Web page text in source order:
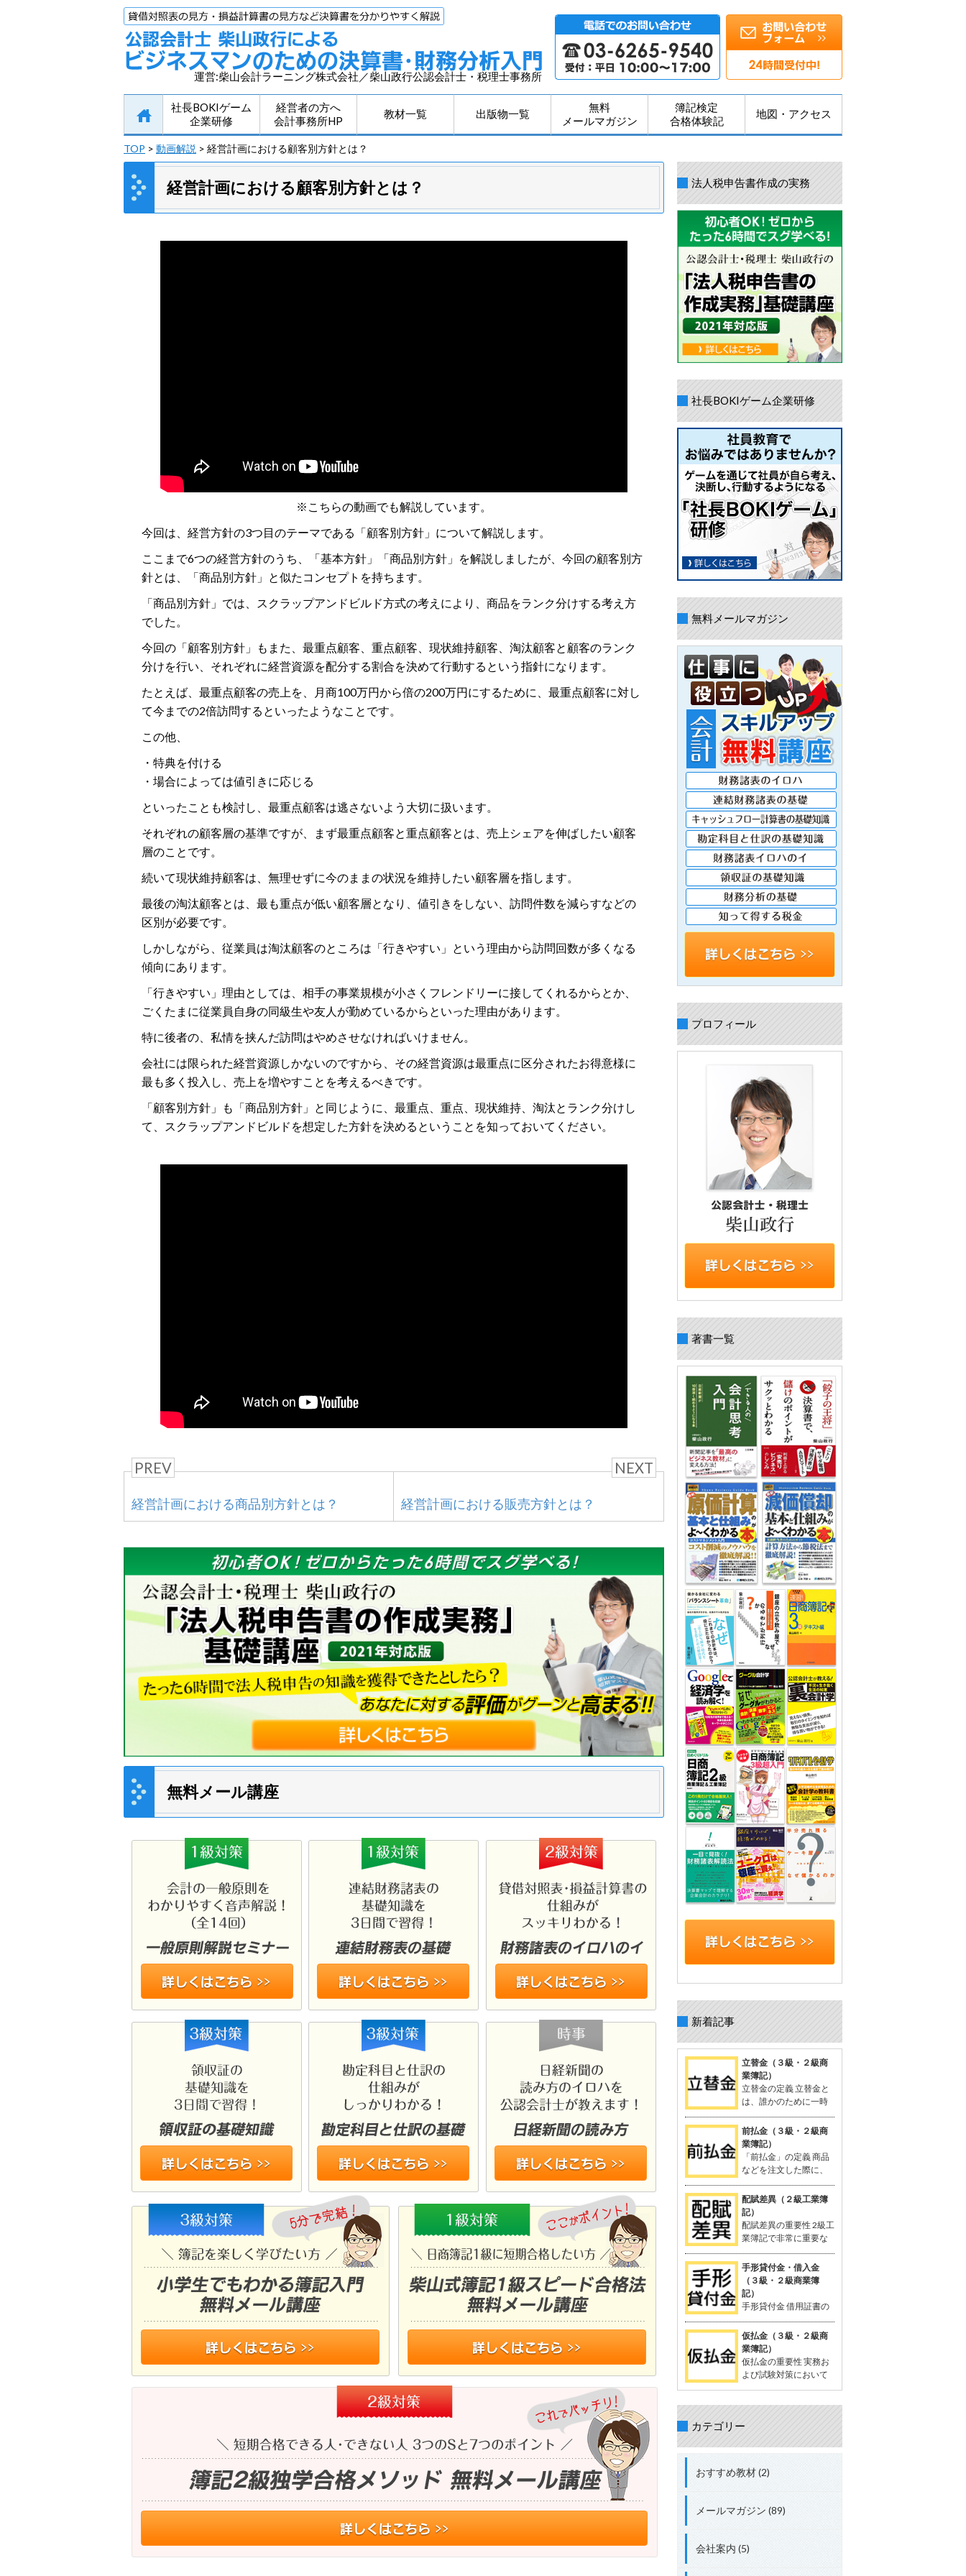
運営:柴山会計ラーニング株式会社／柴山政行公認会計士・税理士事務所
社長BOKIゲーム
企業研修
経営者の方へ
会計事務所HP
教材一覧 出版物一覧
無料
メールマガジン
簿記検定
合格体験記
地図・アクセス
TOP > 動画解説 > 経営計画における顧客別方針とは？
経営計画における顧客別方針とは？
※こちらの動画でも解説しています。
今回は、経営方針の3つ目のテーマである「顧客別方針」について解説します。
ここまで6つの経営方針のうち、「基本方針」「商品別方針」を解説しましたが、今回の顧客別方
針とは、「商品別方針」と似たコンセプトを持ちます。
「商品別方針」では、スクラップアンドビルド方式の考えにより、商品をランク分けする考え方
でした。
今回の「顧客別方針」もまた、最重点顧客、重点顧客、現状維持顧客、淘汰顧客と顧客のランク
分けを行い、それぞれに経営資源を配分する割合を決めて行動するという指針になります。
たとえば、最重点顧客の売上を、月商100万円から倍の200万円にするために、最重点顧客に対し
て今までの2倍訪問するといったようなことです。
この他、
・特典を付ける
・場合によっては値引きに応じる
といったことも検討し、最重点顧客は逃さないよう大切に扱います。
それぞれの顧客層の基準ですが、まず最重点顧客と重点顧客とは、売上シェアを伸ばしたい顧客
層のことです。
続いて現状維持顧客は、無理せずに今のままの状況を維持したい顧客層を指します。
最後の淘汰顧客とは、最も重点が低い顧客層となり、値引きをしない、訪問件数を減らすなどの
区別が必要です。
しかしながら、従業員は淘汰顧客のところは「行きやすい」という理由から訪問回数が多くなる
傾向にあります。
「行きやすい」理由としては、相手の事業規模が小さくフレンドリーに接してくれるからとか、
ごくたまに従業員自身の同級生や友人が勤めているからといった理由があります。
特に後者の、私情を挟んだ訪問はやめさせなければいけません。
会社には限られた経営資源しかないのですから、その経営資源は最重点に区分されたお得意様に
最も多く投入し、売上を増やすことを考えるべきです。
「顧客別方針」も「商品別方針」と同じように、最重点、重点、現状維持、淘汰とランク分けし
て、スクラップアンドビルドを想定した方針を決めるということを知っておいてください。
PREV
経営計画における商品別方針とは？
NEXT
経営計画における販売方針とは？
無料メール講座
法人税申告書作成の実務
社長BOKIゲーム企業研修
無料メールマガジン
プロフィール
著書一覧
新着記事
立替金（３級・２級商
業簿記）
立替金の定義 立替金と
は、誰かのために一時
的に支払った代金で、
後日精算されるもの。 よく関連語句と
して「給料」がセットで出てくる。 立
替金の概念 例：従業員の個人的な支出
や取引先の負担すべき広告費などを、
一時的に立て替えて支払う。 支払った
金額は「将来返してもらう予定のお
金」として資産に計上される。 立替金
は「立替金の請求権」として扱われ、
資産勘定に計上。 簿記の問題での立替
金 給与支給時に従業員に対する立替金
を相殺する処理が出題されることがあ
る。 立替金の処理について理解してお
くことが重要。 具体的な取引例 例：従
業員の頼みで、個人的な支出65,000円
を立て替え、現金で支払う。 仕訳： 借
方：立替金 65,000円 貸方：現金
前払金（３級・２級商
業簿記）
「前払金」の定義 商品
などを注文した際に、
品物を受け取る前に支
払った手付金や内金のこと。 支払いに
関連する勘定科目として「前払金」が
使用される。 関連する用語：商品の仕
入れなど。 「前払金」の概念 契約や注
文が成立した際、手付金を支払うこと
が一般的。 支払った時点では品物の受
け取りが確定していないため、「一時
的に相手に預けているお金」として扱
う。 支払った金額は資産勘定に計上さ
れ、将来的に商品を受け取る権利を持
つと考えられる。 「前払金」の特性 仕
入れや費用として確定しているわけで
はない。 目的の品物が手に入らなけれ
ば、支払った金額を返金してもらうこ
ともある。 「前渡金」という用語も同
義で使用されることがある。 取引例
配賦差異（２級工業簿
記）
配賦差異の重要性 2級工
業簿記で非常に重要な
概念。 製造間接費を予
定配賦や標準原価計算で計算する際に
生じる差異。 試験対策として配賦差異
の理解は必須。 配賦差異の定義 配賦差
異は、製造間接費の予定配賦額（正常
配賦額）と実際発生額との差額。 この
差異の把握は、原価管理やコスト管理
において重要。 関連用語 「実際配
賦」、「予定配賦率」、「製造間接
費」、「部門費」など。 配賦差異には
「予算差異」と「操業度差異」の2種
類がある。 配賦差異の計算方法 予定
（正常）配賦額 = 予定（正常）配賦率
× 実際操業度。 実際発生額との差額が
配賦差異。 差異の処理方法 実際発生額
が予定額を上回る場合、追加コストと
して借方差異（不利差異）。 実際発生
額が予定額を下回る場合、コスト節約
手形貸付金・借入金
（３級・２級商業簿
記）
手形貸付金 借用証書の
代わりに約束手形を使
って行われる貸付債権。 資産に分類さ
れる。 手形を使わない場合は、「貸付
金」 手形借入金 借用証書の代わりに約
束手形を使って行われる借入債務。 負
債に分類される。 手形を使わない場合
れる場合：「手形借入金」 具体例 200
座預金に入金された場合： 借方：当座
+ 2,000,000円 総勘定元帳への転記 資
産：「当座預金 + 2,000,000円」 負
仮払金（３級・２級商
業簿記）
仮払金の重要性 実務お
よび試験対策において
重要な科目。 簿記3級以
類 資産勘定に分類される。 実際の支出
る。 仮払金の定義 支出金額や内容が確
定していない場合に一時的に支払う際
に使用する勘定科目。 支出内容が確定
した時点で精算処理を行い、仮払金は
解消される。 短期間で精算されること
が前提。 関連する勘定科目 現金や仮受
使用例 例: 出張費が確定しない場合、
社員に2,000円を仮払金として渡し、
カテゴリー
おすすめ教材 (2)
メールマガジン (89)
会社案内 (5)